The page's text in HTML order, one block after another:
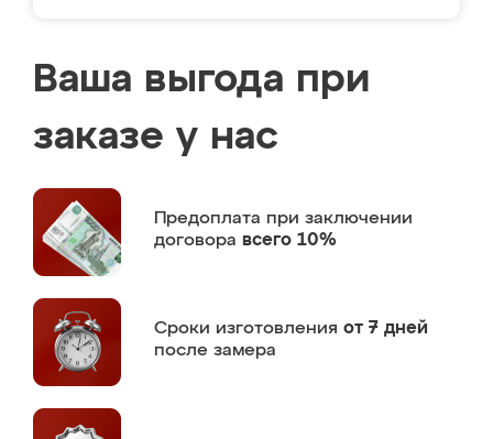
Ваша выгода при
заказе у нас
Предоплата при заключении
договора всего 10%
Сроки изготовления от 7 дней
после замера